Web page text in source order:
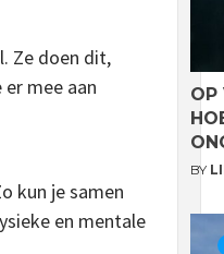
Ze doen dit,
mee aan
kun je samen
en mentale
OP
BY